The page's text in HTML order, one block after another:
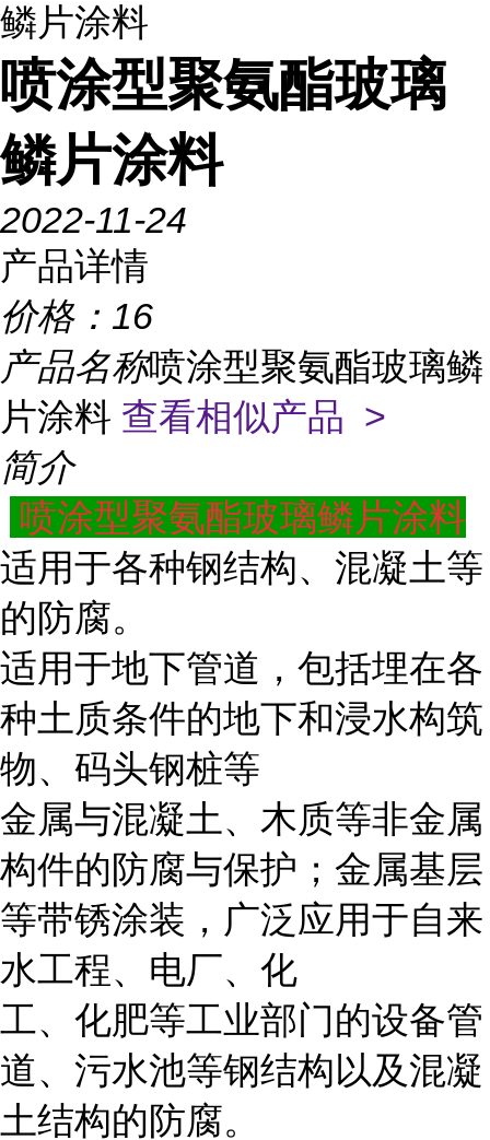
鳞片涂料
喷涂型聚氨酯玻璃
鳞片涂料
2022-11-24
产品详情
价格： 16
产品名称喷涂型聚氨酯玻璃鳞
片涂料 查看相似产品 >
简介
喷涂型聚氨酯玻璃鳞片涂料
适用于各种钢结构、混凝土等
的防腐。
适用于地下管道，包括埋在各
种土质条件的地下和浸水构筑
物、码头钢桩等
金属与混凝土、木质等非金属
构件的防腐与保护；金属基层
等带锈涂装，广泛应用于自来
水工程、电厂、化
工、化肥等工业部门的设备管
道、污水池等钢结构以及混凝
土结构的防腐。